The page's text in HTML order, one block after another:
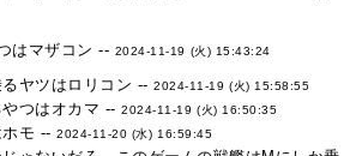
はマザコン -- 2024-11-19 (火) 15:43:24
るヤツはロリコン --2024-11-19 (火) 15:58:55
やつはオカマ --2024-11-19 (火) 16:50:35
ホモ --2024-11-20 (水) 16:59:45